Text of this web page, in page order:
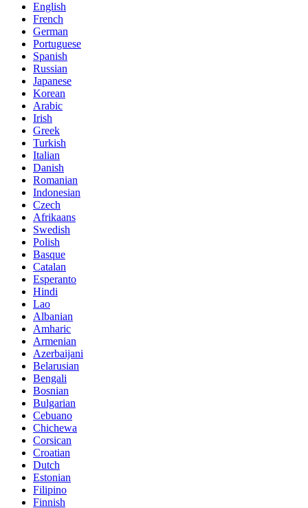
English
French
German
Portuguese
Spanish
Russian
Japanese
Korean
Arabic
Irish
Greek
Turkish
Italian
Danish
Romanian
Indonesian
Czech
Afrikaans
Swedish
Polish
Basque
Catalan
Esperanto
Hindi
Lao
Albanian
Amharic
Armenian
Azerbaijani
Belarusian
Bengali
Bosnian
Bulgarian
Cebuano
Chichewa
Corsican
Croatian
Dutch
Estonian
Filipino
Finnish